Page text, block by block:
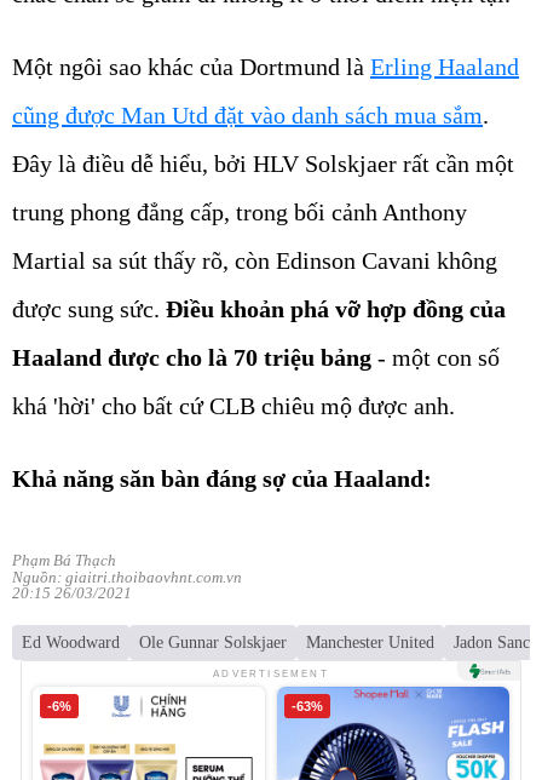
Một ngôi sao khác của Dortmund là Erling Haaland
cũng được Man Utd đặt vào danh sách mua sắm.
Đây là điều dễ hiểu, bởi HLV Solskjaer rất cần một
trung phong đẳng cấp, trong bối cảnh Anthony
Martial sa sút thấy rõ, còn Edinson Cavani không
được sung sức. Điều khoản phá vỡ hợp đồng của
Haaland được cho là 70 triệu bảng - một con số
khá 'hời' cho bất cứ CLB chiêu mộ được anh.
Khả năng săn bàn đáng sợ của Haaland:
Phạm Bá Thạch
Nguồn: giaitri.thoibaovhnt.com.vn
20:15 26/03/2021
Ed Woodward Ole Gunnar Solskjaer Manchester United Jadon
ADVERTISEMENT
-6% -63%